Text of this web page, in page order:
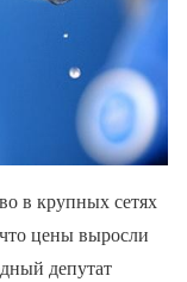
в крупных сетях
что цены выросли
депутат